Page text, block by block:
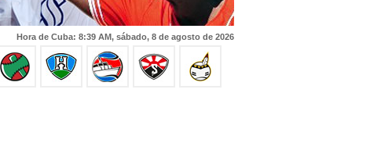
Hora de Cuba: 8:39 AM, sábado, 8 de agosto de 2026